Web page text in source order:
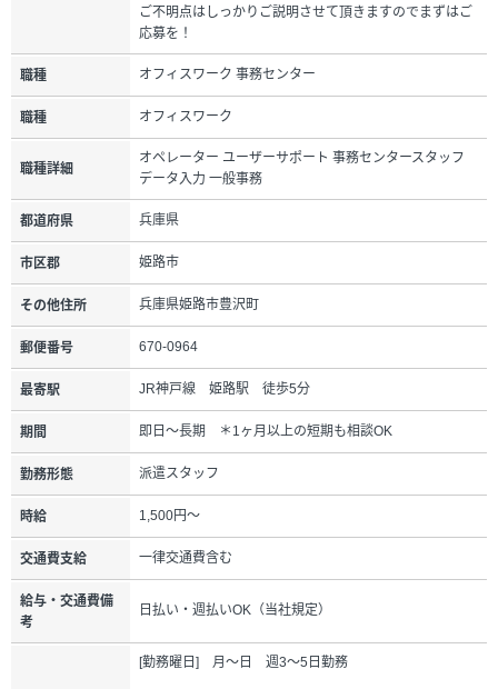
ご不明点はしっかりご説明させて頂きますのでまずはご
応募を！
職種 オフィスワーク 事務センター
職種 オフィスワーク
職種詳細
オペレーター ユーザーサポート 事務センタースタッフ
データ入力 一般事務
都道府県 兵庫県
市区郡 姫路市
その他住所 兵庫県姫路市豊沢町
郵便番号 670-0964
最寄駅 JR神戸線 姫路駅 徒歩5分
期間 即日～長期 ＊1ヶ月以上の短期も相談OK
勤務形態 派遣スタッフ
時給 1,500円～
交通費支給 一律交通費含む
給与・交通費備
考
日払い・週払いOK（当社規定）
[勤務曜日] 月～日 週3～5日勤務